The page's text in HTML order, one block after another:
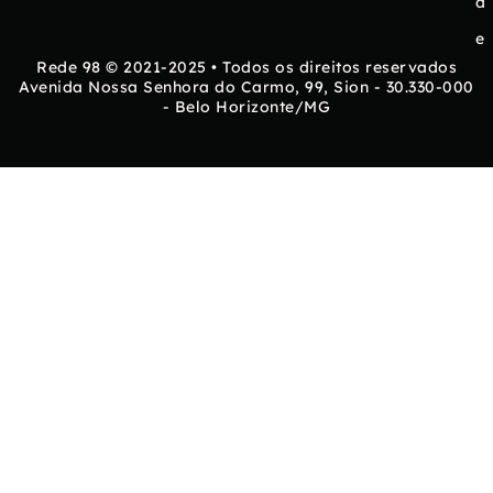
e
Rede 98 © 2021-2025 • Todos os direitos reservados
Avenida Nossa Senhora do Carmo, 99, Sion - 30.330-000
- Belo Horizonte/MG